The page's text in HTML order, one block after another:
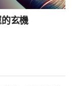
玄機